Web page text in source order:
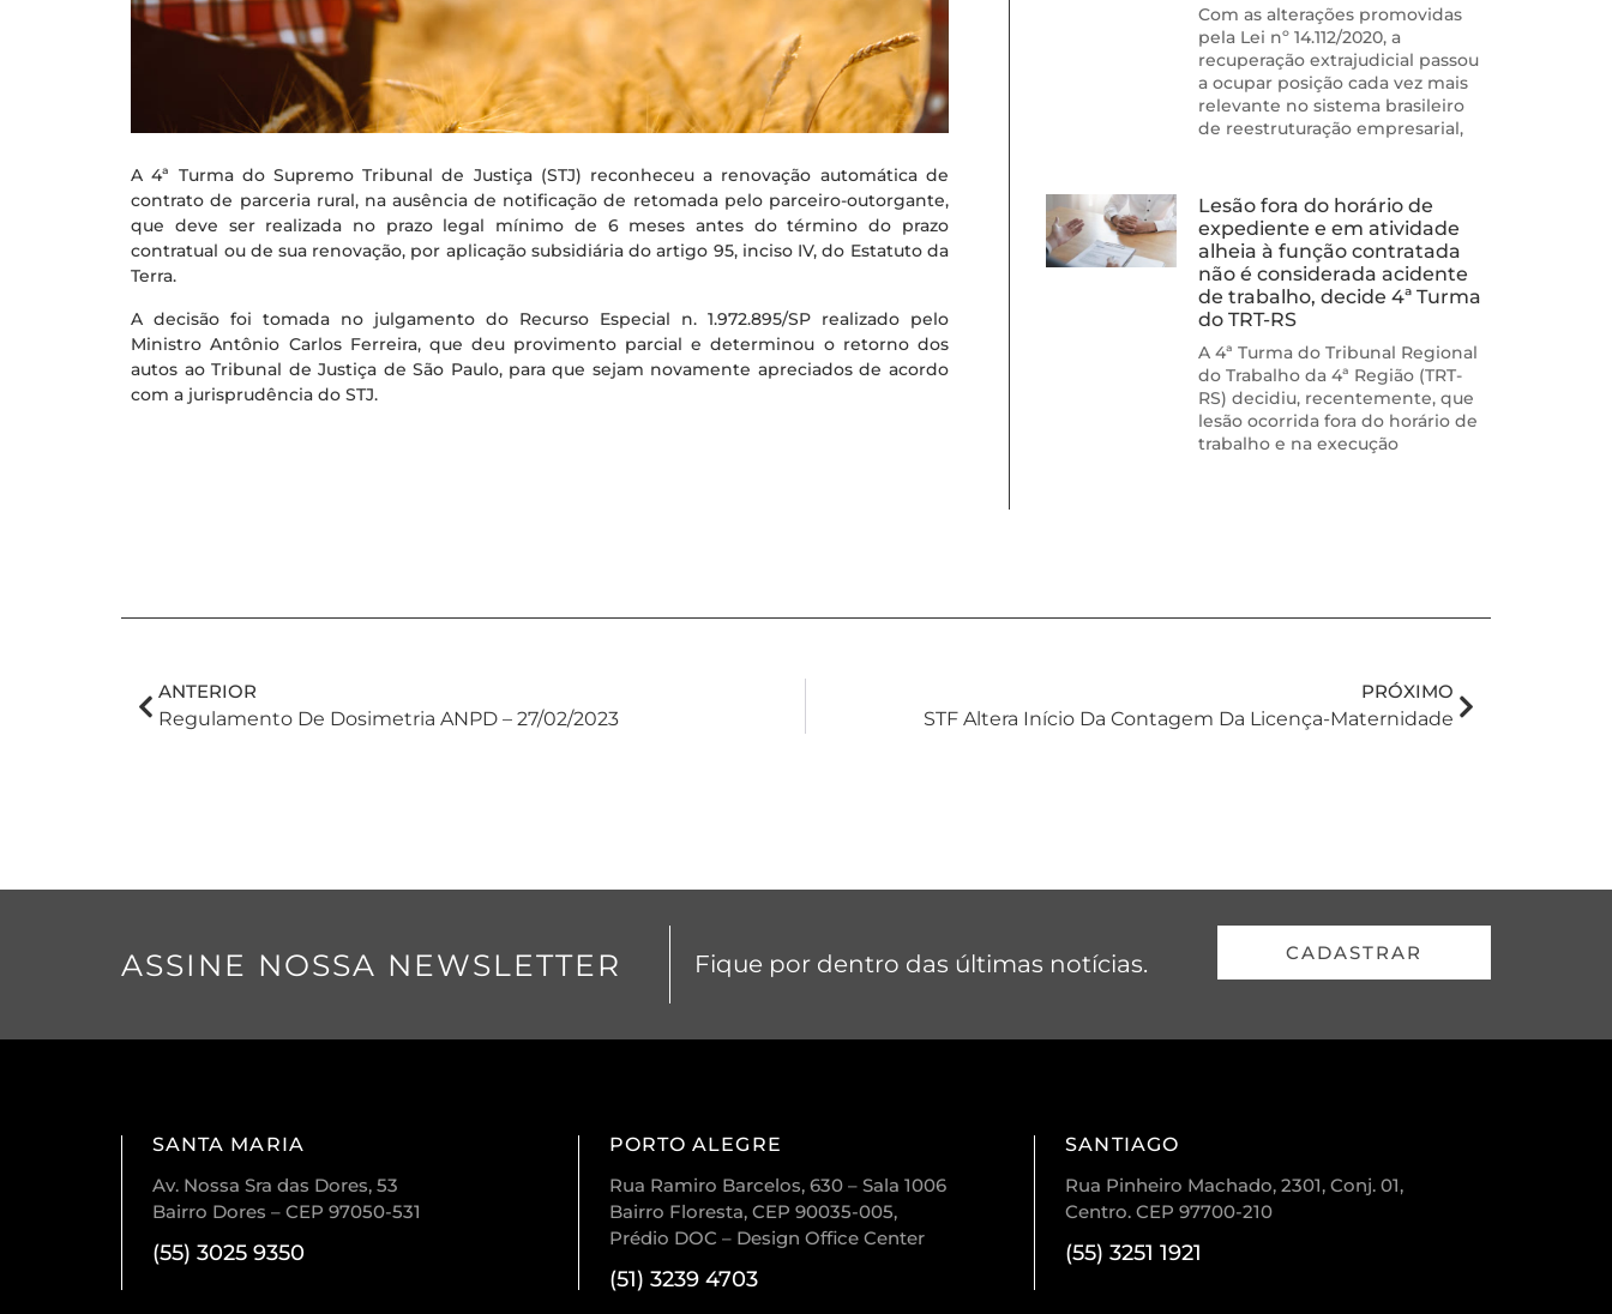
A 4ª Turma do Supremo Tribunal de Justiça (STJ) reconheceu a renovação automática de
contrato de parceria rural, na ausência de notificação de retomada pelo parceiro-outorgante,
que deve ser realizada no prazo legal mínimo de 6 meses antes do término do prazo
contratual ou de sua renovação, por aplicação subsidiária do artigo 95, inciso IV, do Estatuto da
Terra.
A decisão foi tomada no julgamento do Recurso Especial n. 1.972.895/SP realizado pelo
Ministro Antônio Carlos Ferreira, que deu provimento parcial e determinou o retorno dos
autos ao Tribunal de Justiça de São Paulo, para que sejam novamente apreciados de acordo
com a jurisprudência do STJ.
Com as alterações promovidas
pela Lei nº 14.112/2020, a
recuperação extrajudicial passou
a ocupar posição cada vez mais
relevante no sistema brasileiro
de reestruturação empresarial,
Lesão fora do horário de
expediente e em atividade
alheia à função contratada
não é considerada acidente
de trabalho, decide 4ª Turma
do TRT-RS
A 4ª Turma do Tribunal Regional
do Trabalho da 4ª Região (TRT-
RS) decidiu, recentemente, que
lesão ocorrida fora do horário de
trabalho e na execução
ANTERIOR
Regulamento De Dosimetria ANPD – 27/02/2023
PRÓXIMO
STF Altera Início Da Contagem Da Licença-Maternidade
ASSINE NOSSA NEWSLETTER Fique por dentro das últimas notícias. CADASTRAR
SANTA MARIA
Av. Nossa Sra das Dores, 53
Bairro Dores – CEP 97050-531
(55) 3025 9350
PORTO ALEGRE
Rua Ramiro Barcelos, 630 – Sala 1006
Bairro Floresta, CEP 90035-005,
Prédio DOC – Design Office Center
(51) 3239 4703
SANTIAGO
Rua Pinheiro Machado, 2301, Conj. 01,
Centro. CEP 97700-210
(55) 3251 1921